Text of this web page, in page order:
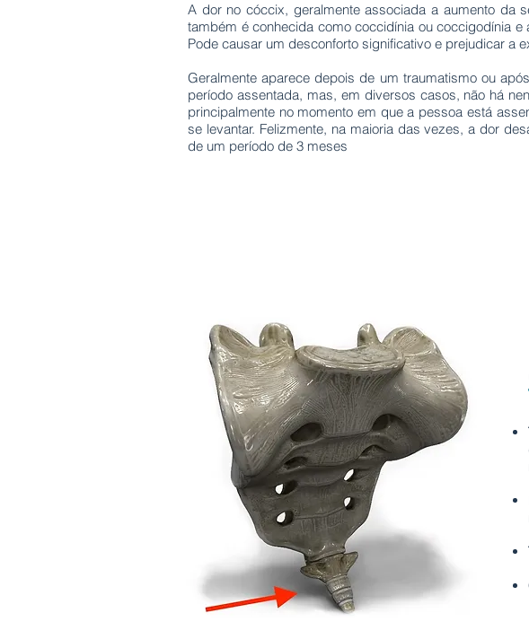
A dor no cóccix, geralmente associada a aumento da
também é conhecida como coccidínia ou coccigodínia e
Pode causar um desconforto significativo e prejudicar a
Geralmente aparece depois de um traumatismo ou
período assentada, mas, em diversos casos, não há
principalmente no momento em que a pessoa está
se levantar. Felizmente, na maioria das vezes, a dor
de um período de 3 meses